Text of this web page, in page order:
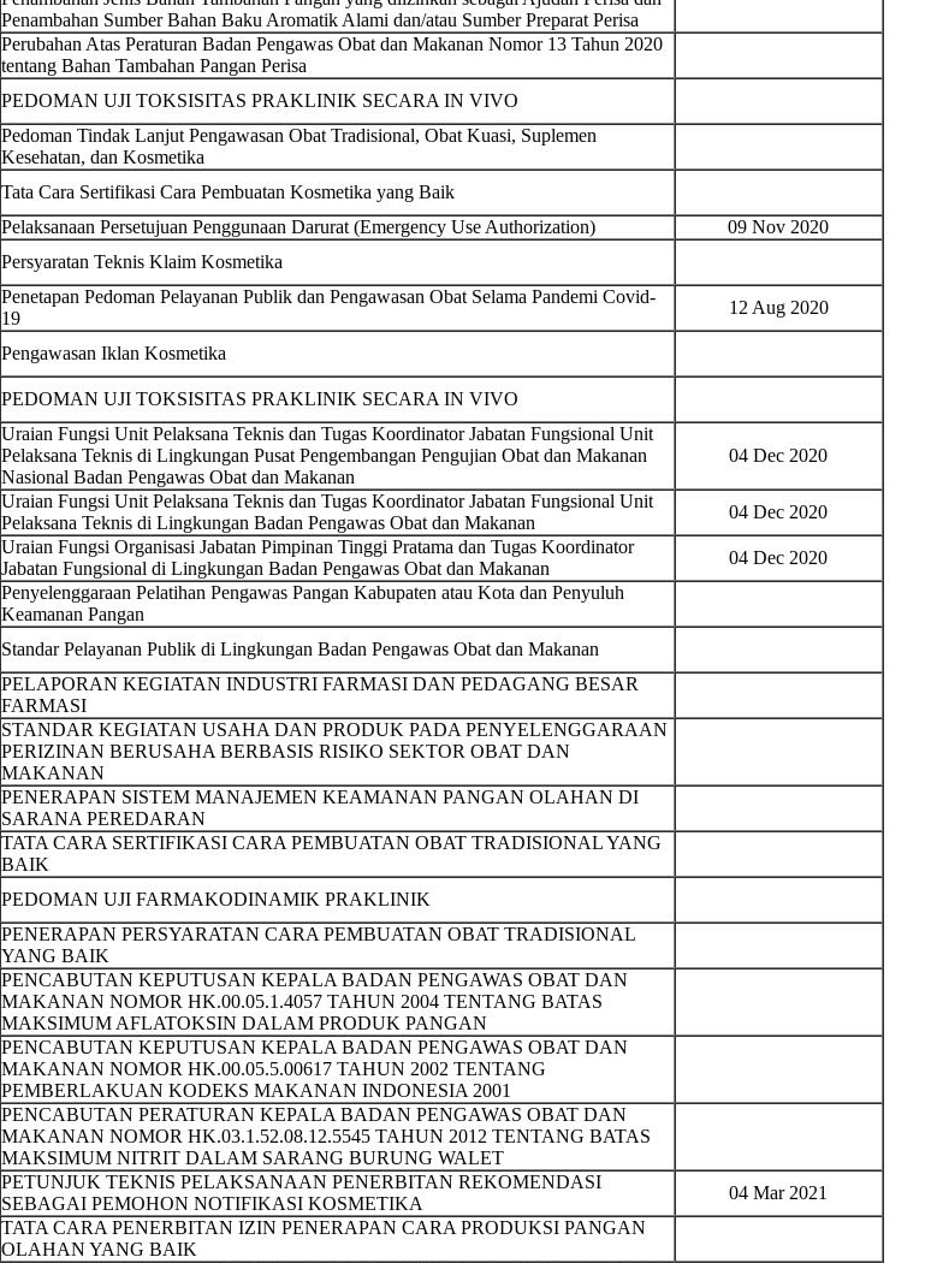
Penambahan Sumber Bahan Baku Aromatik Alami dan/atau Sumber Preparat Perisa
Perubahan Atas Peraturan Badan Pengawas Obat dan Makanan Nomor 13 Tahun 2020
tentang Bahan Tambahan Pangan Perisa
PEDOMAN UJI TOKSISITAS PRAKLINIK SECARA IN VIVO
Pedoman Tindak Lanjut Pengawasan Obat Tradisional, Obat Kuasi, Suplemen
Kesehatan, dan Kosmetika
Tata Cara Sertifikasi Cara Pembuatan Kosmetika yang Baik
Pelaksanaan Persetujuan Penggunaan Darurat (Emergency Use Authorization)
09 Nov 2020
Persyaratan Teknis Klaim Kosmetika
Penetapan Pedoman Pelayanan Publik dan Pengawasan Obat Selama Pandemi Covid-
19
12 Aug 2020
Pengawasan Iklan Kosmetika
PEDOMAN UJI TOKSISITAS PRAKLINIK SECARA IN VIVO
Uraian Fungsi Unit Pelaksana Teknis dan Tugas Koordinator Jabatan Fungsional Unit
Pelaksana Teknis di Lingkungan Pusat Pengembangan Pengujian Obat dan Makanan
Nasional Badan Pengawas Obat dan Makanan
04 Dec 2020
Uraian Fungsi Unit Pelaksana Teknis dan Tugas Koordinator Jabatan Fungsional Unit
Pelaksana Teknis di Lingkungan Badan Pengawas Obat dan Makanan
04 Dec 2020
Uraian Fungsi Organisasi Jabatan Pimpinan Tinggi Pratama dan Tugas Koordinator
Jabatan Fungsional di Lingkungan Badan Pengawas Obat dan Makanan
04 Dec 2020
Penyelenggaraan Pelatihan Pengawas Pangan Kabupaten atau Kota dan Penyuluh
Keamanan Pangan
Standar Pelayanan Publik di Lingkungan Badan Pengawas Obat dan Makanan
PELAPORAN KEGIATAN INDUSTRI FARMASI DAN PEDAGANG BESAR
FARMASI
STANDAR KEGIATAN USAHA DAN PRODUK PADA PENYELENGGARAAN
PERIZINAN BERUSAHA BERBASIS RISIKO SEKTOR OBAT DAN
MAKANAN
PENERAPAN SISTEM MANAJEMEN KEAMANAN PANGAN OLAHAN DI
SARANA PEREDARAN
TATA CARA SERTIFIKASI CARA PEMBUATAN OBAT TRADISIONAL YANG
BAIK
PEDOMAN UJI FARMAKODINAMIK PRAKLINIK
PENERAPAN PERSYARATAN CARA PEMBUATAN OBAT TRADISIONAL
YANG BAIK
PENCABUTAN KEPUTUSAN KEPALA BADAN PENGAWAS OBAT DAN
MAKANAN NOMOR HK.00.05.1.4057 TAHUN 2004 TENTANG BATAS
MAKSIMUM AFLATOKSIN DALAM PRODUK PANGAN
PENCABUTAN KEPUTUSAN KEPALA BADAN PENGAWAS OBAT DAN
MAKANAN NOMOR HK.00.05.5.00617 TAHUN 2002 TENTANG
PEMBERLAKUAN KODEKS MAKANAN INDONESIA 2001
PENCABUTAN PERATURAN KEPALA BADAN PENGAWAS OBAT DAN
MAKANAN NOMOR HK.03.1.52.08.12.5545 TAHUN 2012 TENTANG BATAS
MAKSIMUM NITRIT DALAM SARANG BURUNG WALET
PETUNJUK TEKNIS PELAKSANAAN PENERBITAN REKOMENDASI
SEBAGAI PEMOHON NOTIFIKASI KOSMETIKA
04 Mar 2021
TATA CARA PENERBITAN IZIN PENERAPAN CARA PRODUKSI PANGAN
OLAHAN YANG BAIK